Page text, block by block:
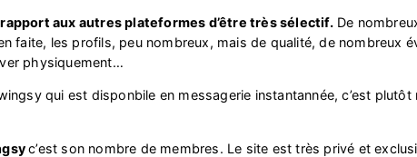
aux autres plateformes d’être très sélectif.De
faite, les profils, peu nombreux, mais de qualité, de nombreux
physiquement…
qui est disponbile en messagerie instantannée, c’est plutôt
c’est son nombre de membres. Le site est très privé et